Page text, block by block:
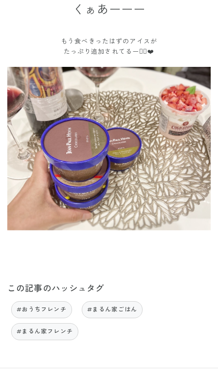
くぁあーーー
もう食べきったはずのアイスが
たっぷり追加されてるー😵‍💫❤️
この記事のハッシュタグ
#おうちフレンチ #まるん家ごはん
#まるん家フレンチ